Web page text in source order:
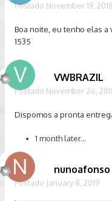
Postado November 19, 2018
Boa noite, eu tenho elas a
1535
VWBRAZIL
Postado November 26,
Dispomos a pronta
1 month later...
nunoafonso
Postado January 8, 2019